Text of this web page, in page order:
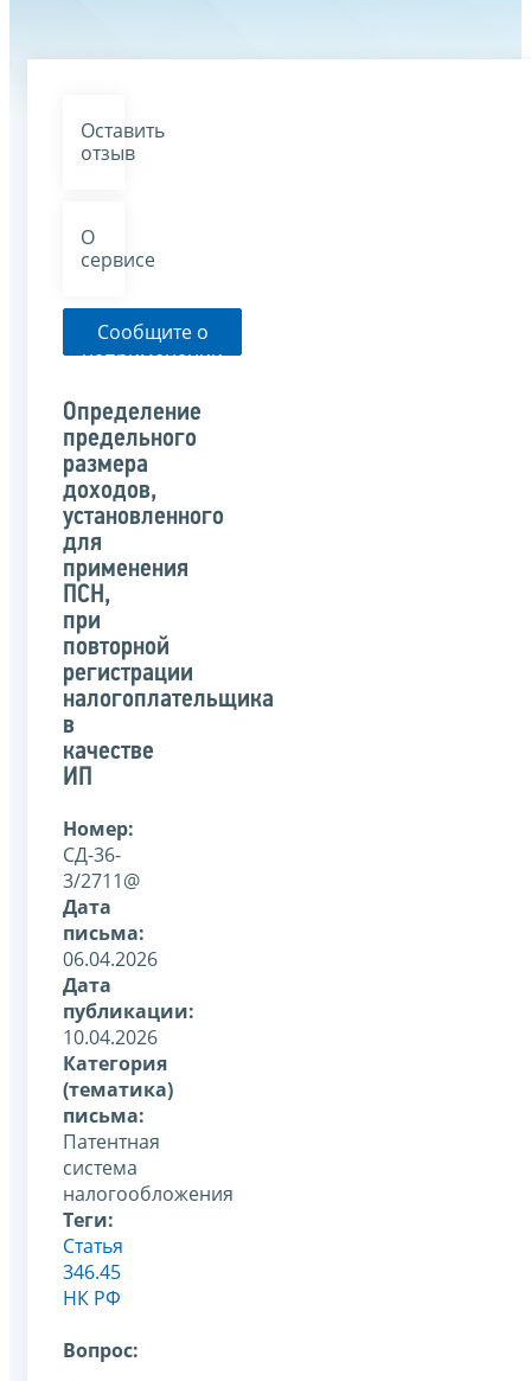
Оставить
отзыв
О
сервисе
Сообщите о
неприменении
органом
указанного
письма
Определение
предельного
размера
доходов,
установленного
для
применения
ПСН,
при
повторной
регистрации
налогоплательщика
в
качестве
ИП
Номер:
СД-36-
3/2711@
Дата
письма:
06.04.2026
Дата
публикации:
10.04.2026
Категория
(тематика)
письма:
Патентная
система
налогообложения
Теги:
Статья
346.45
НК РФ
Вопрос: